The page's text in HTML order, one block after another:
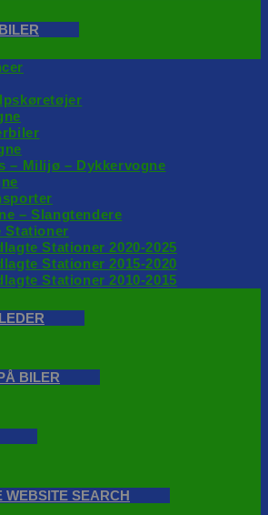
– Milijø – Dykkervogne
– Slangtendere
Stationer
Stationer 2020-2025
Stationer 2015-2020
Stationer 2010-2015
BILER
WEBSITE SEARCH